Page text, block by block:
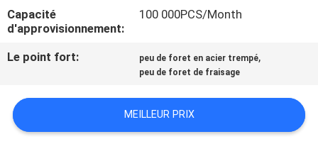
DEMANDEZ
UNE
CITATION
PLAN
DU
Capacité
d'approvisionnement:
100 000PCS/Month
Le point fort: peu de foret en acier trempé,
peu de foret de fraisage
MEILLEUR PRIX